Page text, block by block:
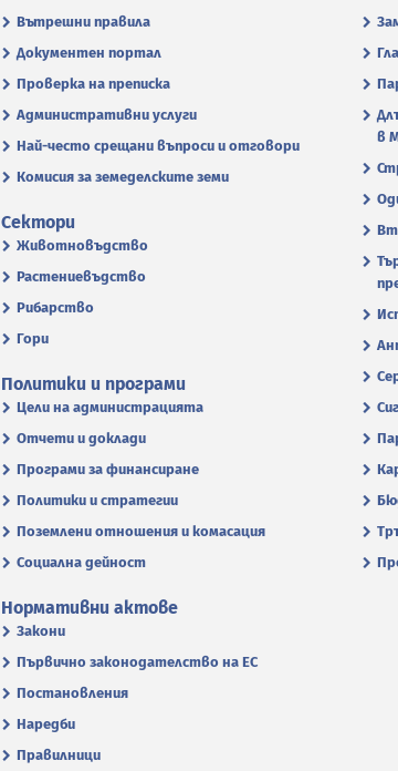
Вътрешни правила
Документен портал
Проверка на преписка
Административни услуги
Най-често срещани въпроси и отговори
Комисия за земеделските земи
в
Сектори
Животновъдство
Растениевъдство
Рибарство
Гори
Политики и програми
Цели на администрацията
Отчети и доклади
Програми за финансиране
Политики и стратегии
Поземлени отношения и комасация
Социална дейност
Нормативни актове
Закони
Първично законодателство на ЕС
Постановления
Наредби
Правилници